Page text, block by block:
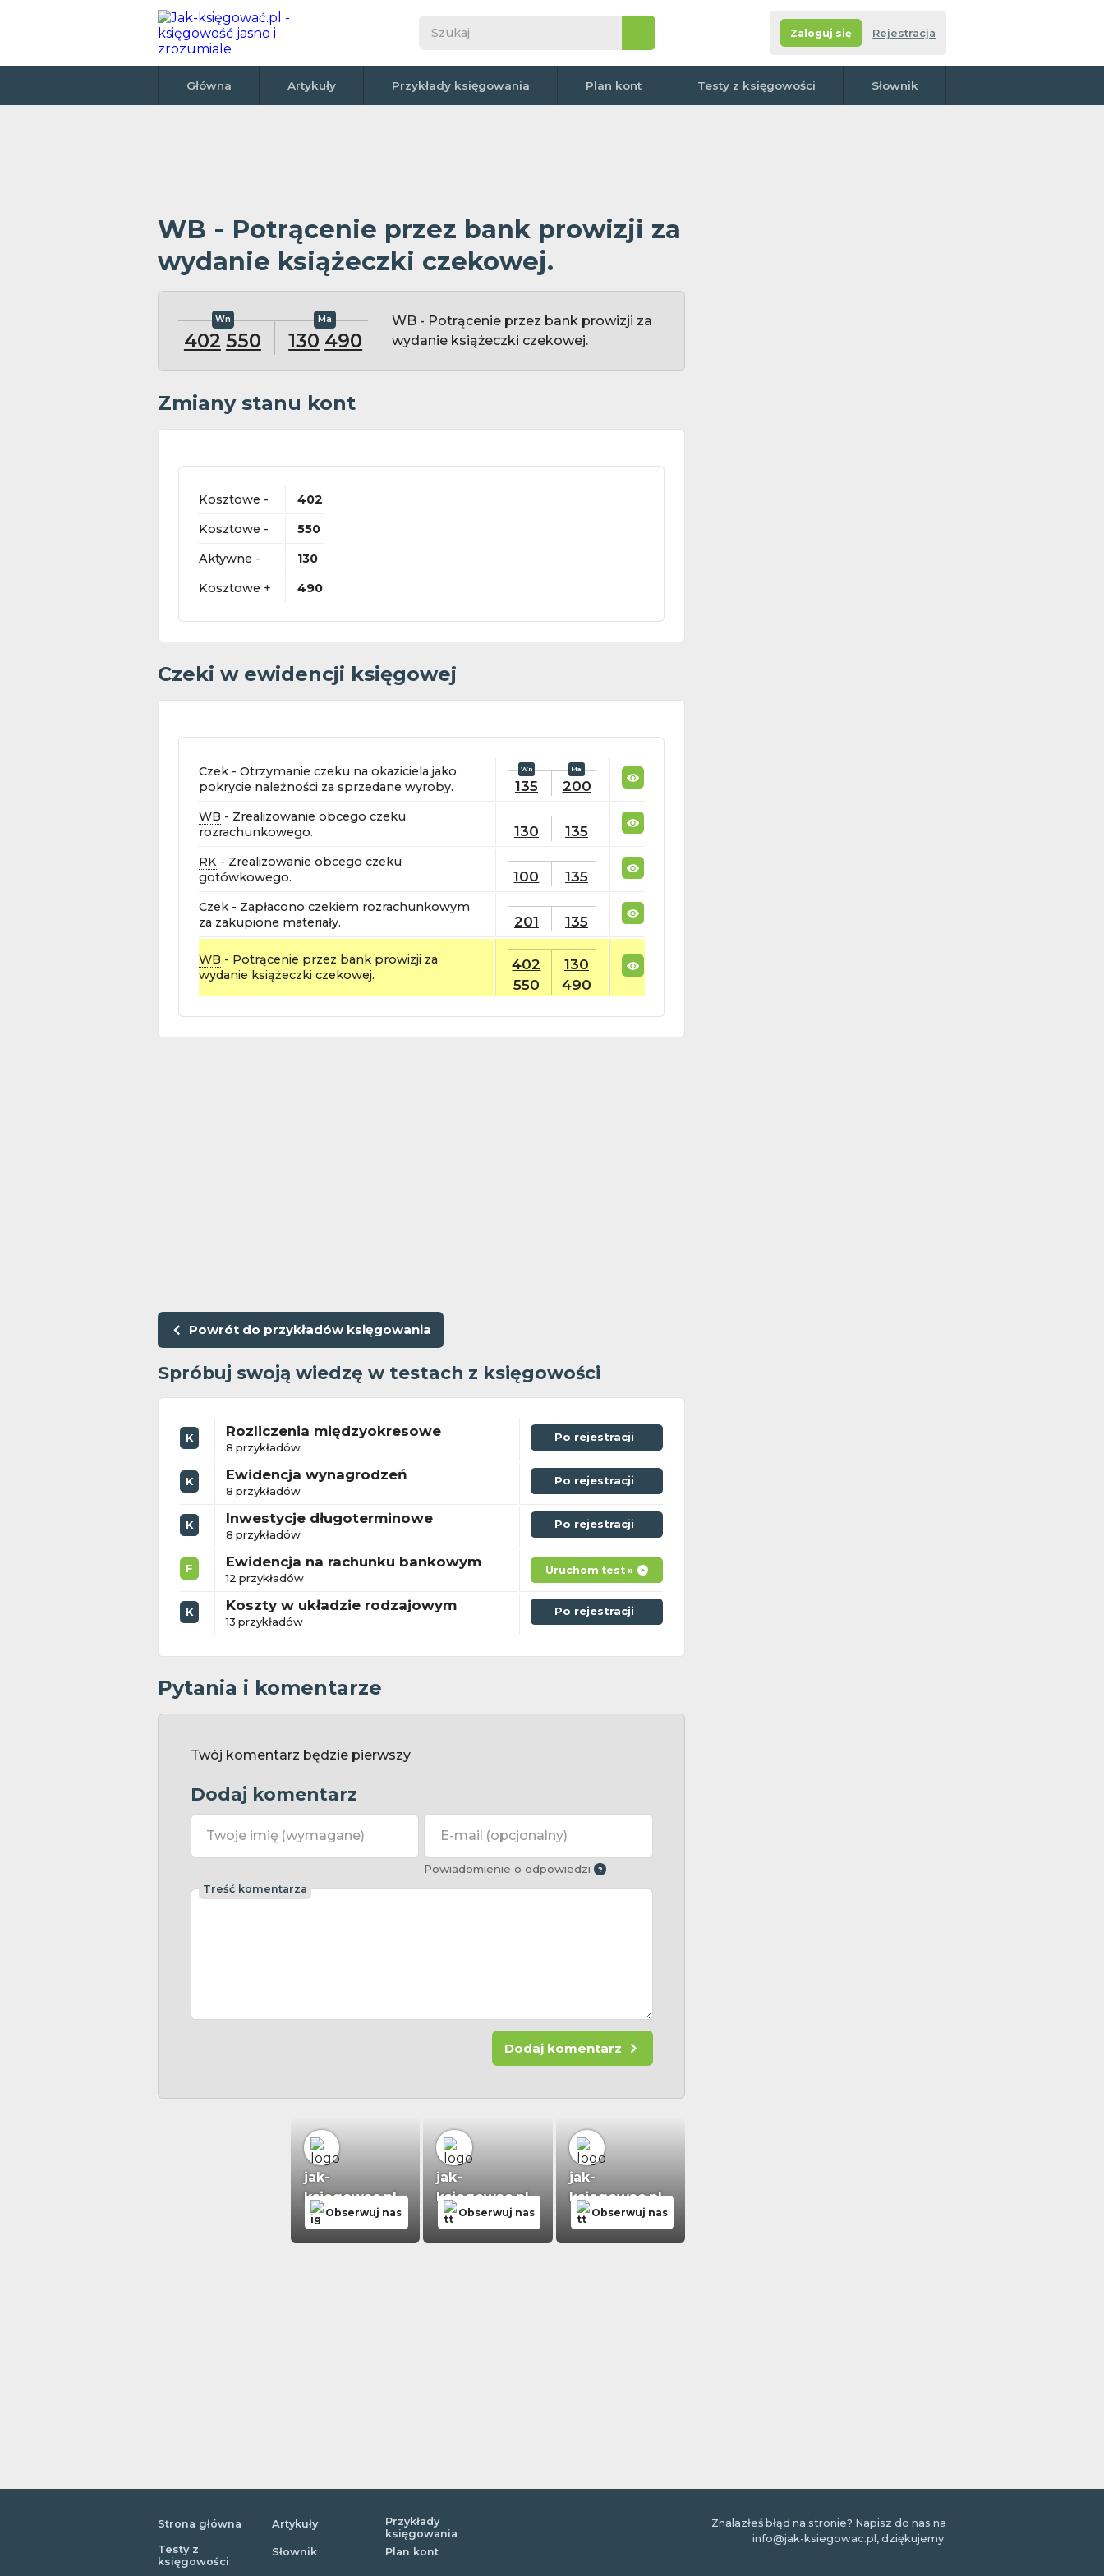
Zaloguj się Rejestracja
Główna Artykuły Przykłady księgowania Plan kont Testy z księgowości Słownik
WB - Potrącenie przez bank prowizji za
wydanie książeczki czekowej.
402 550 130 490
WB- Potrącenie przez bank prowizji za
wydanie książeczki czekowej.
Zmiany stanu kont
Kosztowe -
402
Kosztowe -
550
Aktywne -
130
Kosztowe +
490
Czeki w ewidencji księgowej
Czek - Otrzymanie czeku na okaziciela jako
pokrycie należności za sprzedane wyroby.
135 200
WB - Zrealizowanie obcego czeku
rozrachunkowego.
130 135
RK- Zrealizowanie obcego czeku
gotówkowego.
100 135
Czek - Zapłacono czekiem rozrachunkowym
za zakupione materiały.
201 135
WB - Potrącenie przez bank prowizji za
wydanie książeczki czekowej.
402
550
130
490
Powrót do przykładów księgowania
Spróbuj swoją wiedzę w testach z księgowości
K Rozliczenia międzyokresowe
8 przykładów
Po rejestracji
K Ewidencja wynagrodzeń
8 przykładów
Po rejestracji
K Inwestycje długoterminowe
8 przykładów
Po rejestracji
F Ewidencja na rachunku bankowym
12 przykładów
Uruchom test »
K Koszty w układzie rodzajowym
13 przykładów
Po rejestracji
Pytania i komentarze
Twój komentarz będzie pierwszy
Dodaj komentarz
Twoje imię (wymagane) E-mail (opcjonalny)
Powiadomienie o odpowiedzi
Treść komentarza
Dodaj komentarz
jak-
ksiegowac.pl
Obserwuj nas
jak-
ksiegowac.pl
Obserwuj nas
jak-
ksiegowac.pl
Obserwuj nas
Strona główna Artykuły
Przykłady
księgowania
Testy z
księgowości
Słownik Plan kont
Znalazłeś błąd na stronie? Napisz do nas na
info@jak-ksiegowac.pl, dziękujemy.